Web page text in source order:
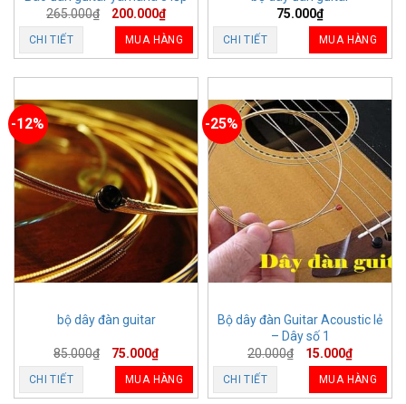
265.000₫ 200.000₫
CHI TIẾT MUA HÀNG
75.000₫
CHI TIẾT MUA HÀNG
-12%
bộ dây đàn guitar
85.000₫ 75.000₫
CHI TIẾT MUA HÀNG
-25%
Bộ dây đàn Guitar Acoustic lẻ
– Dây số 1
20.000₫ 15.000₫
CHI TIẾT MUA HÀNG